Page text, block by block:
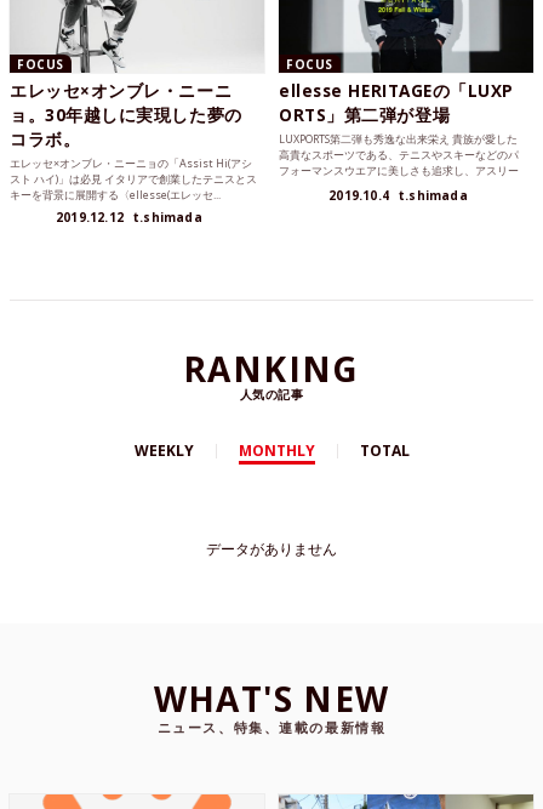
FOCUS
エレッセ×オンブレ・ニーニ
ョ。30年越しに実現した夢の
コラボ。
エレッセ×オンブレ・ニーニョの「Assist Hi(アシ
スト ハイ)」は必見 イタリアで創業したテニスとス
キーを背景に展開する〈ellesse(エレッセ...
2019.12.12 t.shimada
FOCUS
ellesse HERITAGEの「LUXP
ORTS」第二弾が登場
LUXPORTS第二弾も秀逸な出来栄え 貴族が愛した
高貴なスポーツである、テニスやスキーなどのパ
フォーマンスウエアに美しさも追求し、アスリー
2019.10.4 t.shimada
RANKING
人気の記事
WEEKLY MONTHLY TOTAL
データがありません
WHAT'S NEW
ニュース、特集、連載の最新情報